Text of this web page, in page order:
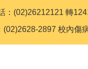
：(02)26212121 轉
(02)2628-2897 校內傷